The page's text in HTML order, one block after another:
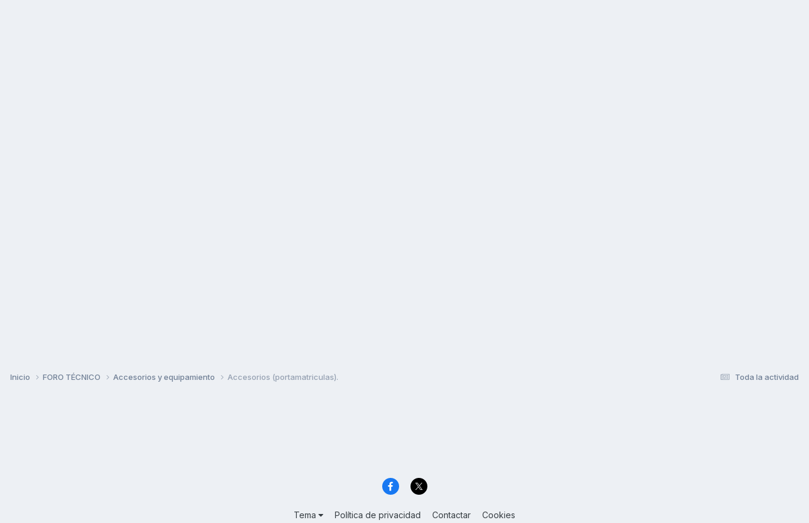
Toda la actividad
Inicio FORO TÉCNICO Accesorios y equipamiento Accesorios (portamatriculas).
Tema Política de privacidad Contactar Cookies